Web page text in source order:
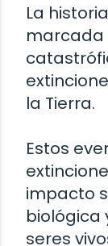
La
marcada
la Tierra.
Estos
impacto
biológica
seres